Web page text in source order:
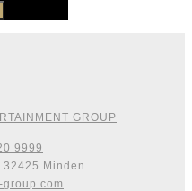
GROUP
9999
Minden